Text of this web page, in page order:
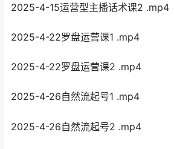
2025-4-15运营型主播话术课2 .mp4
2025-4-22罗盘运营课1 .mp4
2025-4-22罗盘运营课2 .mp4
2025-4-26自然流起号1 .mp4
2025-4-26自然流起号2 .mp4